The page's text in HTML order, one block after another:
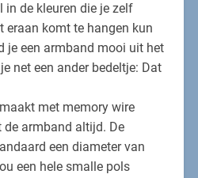
in de kleuren die je zelf
eraan komt te hangen kun
je een armband mooi uit het
net een ander bedeltje: Dat
met memory wire
armband altijd. De
een diameter van
een hele smalle pols